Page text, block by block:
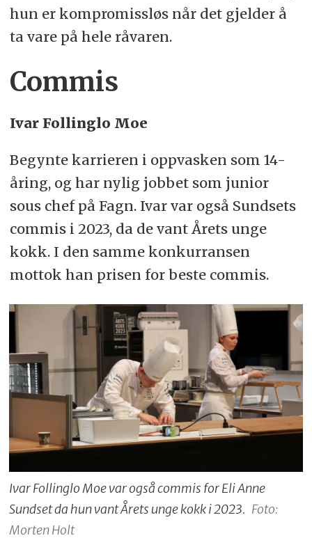
hun er kompromissløs når det gjelder å
ta vare på hele råvaren.
Commis
Ivar Follinglo Moe
Begynte karrieren i oppvasken som 14-
åring, og har nylig jobbet som junior
sous chef på Fagn. Ivar var også Sundsets
commis i 2023, da de vant Årets unge
kokk. I den samme konkurransen
mottok han prisen for beste commis.
Ivar Follinglo Moe var også commis for Eli Anne
Sundset da hun vant Årets unge kokk i 2023. Foto:
Morten Holt